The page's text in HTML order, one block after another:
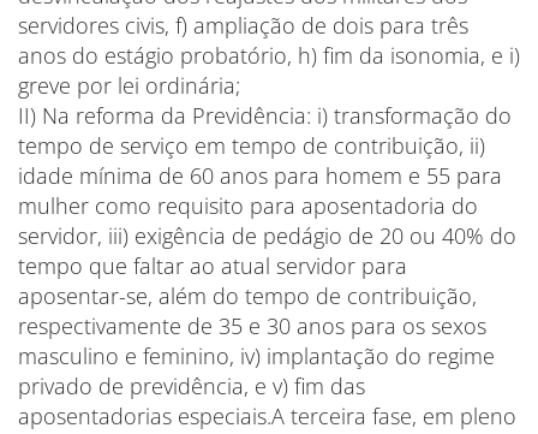
servidores civis, f) ampliação de dois para três
anos do estágio probatório, h) fim da isonomia, e i)
greve por lei ordinária;
II) Na reforma da Previdência: i) transformação do
tempo de serviço em tempo de contribuição, ii)
idade mínima de 60 anos para homem e 55 para
mulher como requisito para aposentadoria do
servidor, iii) exigência de pedágio de 20 ou 40% do
tempo que faltar ao atual servidor para
aposentar-se, além do tempo de contribuição,
respectivamente de 35 e 30 anos para os sexos
masculino e feminino, iv) implantação do regime
privado de previdência, e v) fim das
aposentadorias especiais.A terceira fase, em pleno